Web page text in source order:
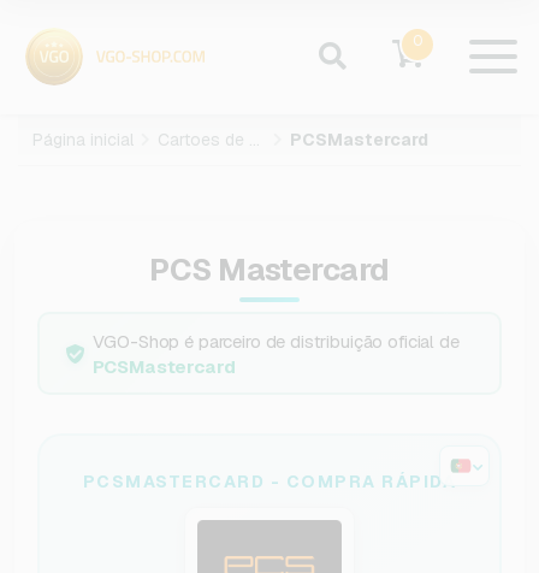
0
Página inicial Cartoes de pagamento PCSMastercard
PCS Mastercard
VGO-Shop é parceiro de distribuição oficial de
PCSMastercard
PCSMASTERCARD - COMPRA RÁPIDA